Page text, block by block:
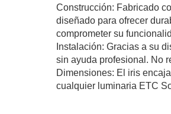
Construcción: Fabricado
diseñado para ofrecer
comprometer su
Instalación: Gracias a su
sin ayuda profesional. No
Dimensiones: El iris
cualquier luminaria ETC